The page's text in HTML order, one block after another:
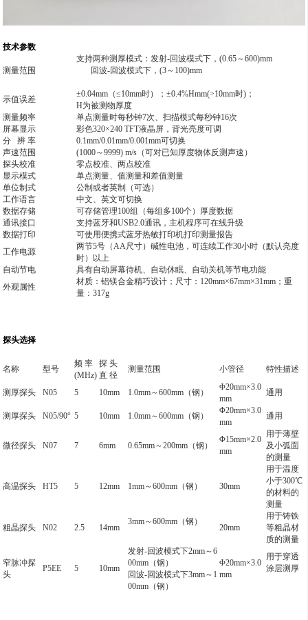
技术参数
测量范围
支持两种测厚模式：发射-回波模式下，(0.65～600)mm
回波-回波模式下，(3～100)mm
示值误差
±0.04mm（≤10mm时）；±0.4%Hmm(>10mm时)；
H为被测物厚度
测量频率
单点测量时每秒钟7次、扫描模式每秒钟16次
屏幕显示
彩色320×240 TFT液晶屏，背光亮度可调
分 辨 率
0.1mm/0.01mm/0.001mm可切换
声速范围
(1000～9999) m/s（可对已知厚度物体反测声速）
探头校准
零点校准、两点校准
显示模式
单点测量、值测量和差值测量
单位制式
公制或者英制（可选）
工作语言
中文、英文可切换
数据存储
可存储管理100组（每组多100个）厚度数据
通讯接口
支持蓝牙和USB2.0通讯，主机程序可在线升级
数据打印
可使用便携式蓝牙热敏打印机打印测量报告
工作电源
两节5号（AA尺寸）碱性电池，可连续工作30小时（默认亮度
时）以上
自动节电
具有自动屏幕待机、自动休眠、自动关机等节电功能
外观属性
材质：铝镁合金精巧设计；尺寸：120mm×67mm×31mm；重
量：317g
探头选择
名称 型号
频 率
(MHz)
探 头
直 径
测量范围 小管径 特性描述
测厚探头 N05 5 10mm 1.0mm～600mm（钢）
Φ20mm×3.0
mm
通用
测厚探头 N05/90° 5 10mm 1.0mm～600mm（钢）
Φ20mm×3.0
mm
通用
微径探头 N07 7 6mm 0.65mm～200mm（钢）
Φ15mm×2.0
mm
用于薄壁
及小弧面
的测量
高温探头 HT5 5 12mm 1mm～600mm（钢） 30mm
用于温度
小于300℃
的材料的
测量
粗晶探头 N02 2.5 14mm
3mm～600mm（钢）
20mm
用于铸铁
等粗晶材
质的测量
窄脉冲探
头
P5EE 5 10mm
发射-回波模式下2mm～6
00mm（钢）
回波-回波模式下3mm～1
00mm（钢）
Φ20mm×3.0
mm
用于穿透
涂层测厚